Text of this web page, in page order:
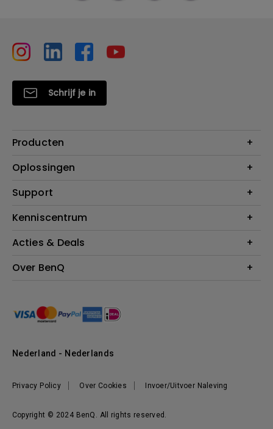
Schrijf je in
Producten
Projectoren
Verlichting
Speakers
Oplossingen
Education
Support
Contact
BenQ Shop - FAQ
BenQ Shop - Retourneren
Kenniscentrum
Blog
Acties & Deals
Evenementen & Promoties
Over BenQ
Management
Nieuws
Werken bij BenQ
Copyright © 2024 BenQ. All rights reserved.
Privacy Policy Over Cookies Invoer/Uitvoer Naleving
Nederland - Nederlands